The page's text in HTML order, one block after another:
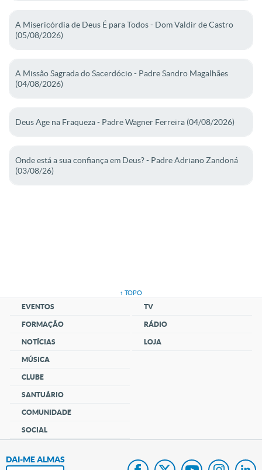
A Misericórdia de Deus É para Todos - Dom Valdir de Castro
(05/08/2026)
A Missão Sagrada do Sacerdócio - Padre Sandro Magalhães
(04/08/2026)
Deus Age na Fraqueza - Padre Wagner Ferreira (04/08/2026)
Onde está a sua confiança em Deus? - Padre Adriano Zandoná
(03/08/26)
↑ TOPO
EVENTOS
FORMAÇÃO
NOTÍCIAS
MÚSICA
CLUBE
SANTUÁRIO
COMUNIDADE
SOCIAL
TV
RÁDIO
LOJA
DAI-ME ALMAS